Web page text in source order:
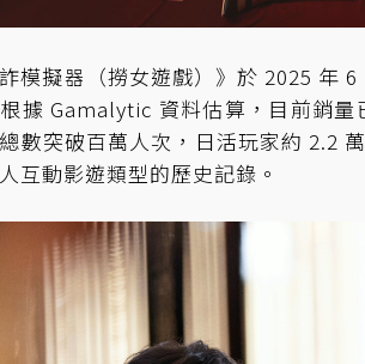
詐模擬器（撈女遊戲）》於 2025 年
據 Gamalytic 資料估算，目前銷
數突破百萬人次，日活玩家約 2.2
互動影遊類型的歷史記錄。